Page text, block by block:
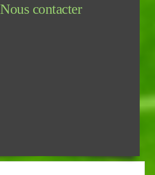
Nous contacter